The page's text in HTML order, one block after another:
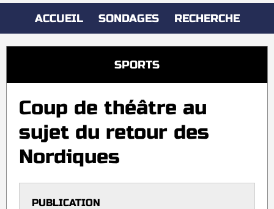
ACCUEIL SONDAGES RECHERCHE
SPORTS
Coup de théâtre au
sujet du retour des
Nordiques
PUBLICATION